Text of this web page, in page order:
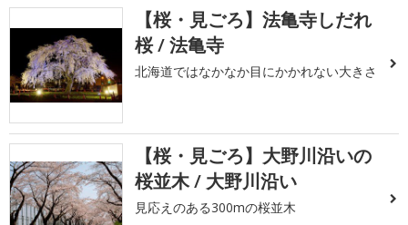
【桜・見ごろ】法亀寺しだれ
桜 / 法亀寺
北海道ではなかなか目にかかれない大きさ
【桜・見ごろ】大野川沿いの
桜並木 / 大野川沿い
見応えのある300mの桜並木